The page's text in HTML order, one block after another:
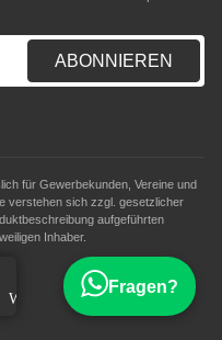
ABONNIEREN
für Gewerbekunden, Vereine und
verstehen sich zzgl. gesetzlicher
aufgeführten
Inhaber.
WARENKORB
Fragen?